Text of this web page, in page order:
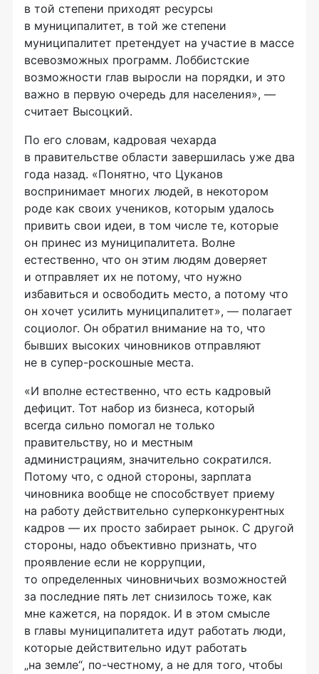
в той степени приходят ресурсы
в муниципалитет, в той же степени
муниципалитет претендует на участие в массе
всевозможных программ. Лоббистские
возможности глав выросли на порядки, и это
важно в первую очередь для населения», —
считает Высоцкий.
По его словам, кадровая чехарда
в правительстве области завершилась уже два
года назад. «Понятно, что Цуканов
воспринимает многих людей, в некотором
роде как своих учеников, которым удалось
привить свои идеи, в том числе те, которые
он принес из муниципалитета. Волне
естественно, что он этим людям доверяет
и отправляет их не потому, что нужно
избавиться и освободить место, а потому что
он хочет усилить муниципалитет», — полагает
социолог. Он обратил внимание на то, что
бывших высоких чиновников отправляют
не в супер-роскошные места.
«И вполне естественно, что есть кадровый
дефицит. Тот набор из бизнеса, который
всегда сильно помогал не только
правительству, но и местным
администрациям, значительно сократился.
Потому что, с одной стороны, зарплата
чиновника вообще не способствует приему
на работу действительно суперконкурентных
кадров — их просто забирает рынок. С другой
стороны, надо объективно признать, что
проявление если не коррупции,
то определенных чиновничьих возможностей
за последние пять лет снизилось тоже, как
мне кажется, на порядок. И в этом смысле
в главы муниципалитета идут работать люди,
которые действительно идут работать
„на земле“, по-честному, а не для того, чтобы